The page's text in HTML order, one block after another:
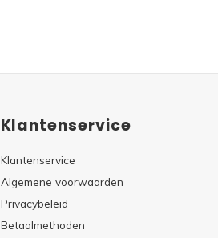
Klantenservice
Klantenservice
Algemene voorwaarden
Privacybeleid
Betaalmethoden